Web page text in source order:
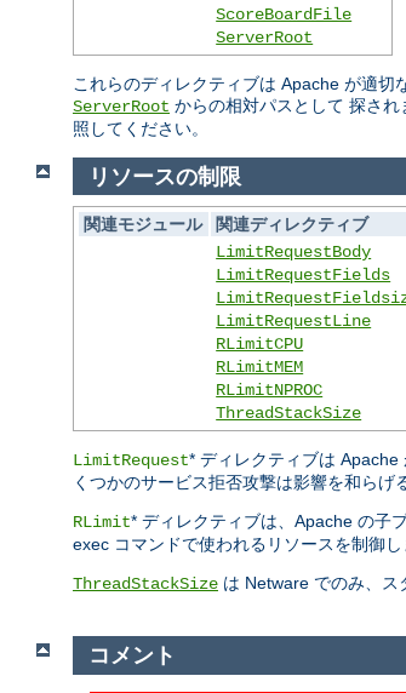
ScoreBoardFile
ServerRoot
これらのディレクティブは Apache が適
ServerRoot からの相対パスとして 探さ
照してください。
リソースの制限
関連モジュール
関連ディレクティブ
LimitRequestBody
LimitRequestFields
LimitRequestLine
RLimitCPU
RLimitMEM
RLimitNPROC
ThreadStackSize
LimitRequest* ディレクティブは
くつかのサービス拒否攻撃は影響を和らげ
RLimit* ディレクティブは、Apache の子
exec コマンドで使われるリソースを制御し
ThreadStackSize は Netware でのみ、ス
コメント